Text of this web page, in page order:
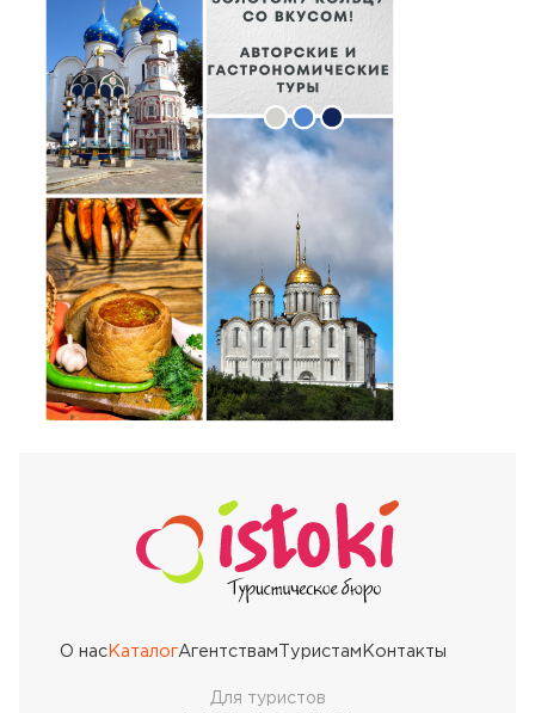
О насКаталогАгентствам Туристам Контакты
Для туристов